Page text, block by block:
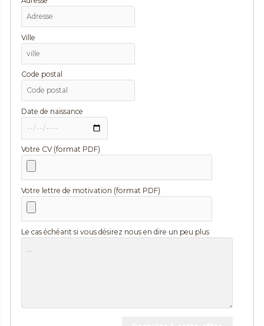
Ville
Code postal
Date de naissance
Votre CV (format PDF)
Votre lettre de motivation (format PDF)
Le cas échéant si vous désirez nous en dire un peu plus